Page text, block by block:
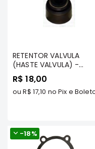
ASX
RETENTOR VALVULA
(HASTE VALVULA) -
TRITON 2.4 DIESEL 2016/...
(4N15)/ PAJERO SPORT
2.4 DIESEL - AJUSA
R$ 18,00
ouR$ 17,10 no Pix e
-18%